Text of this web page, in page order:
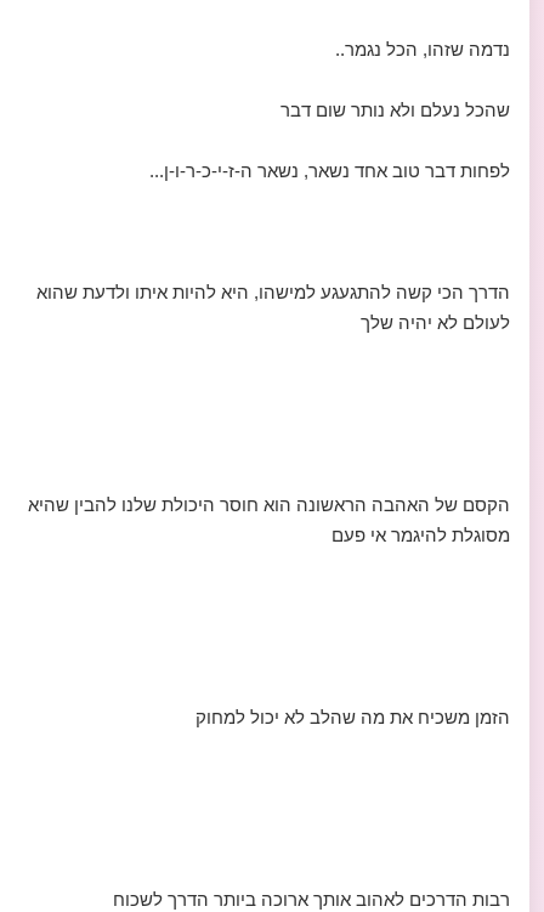
נדמה שזהו, הכל נגמר..
שהכל נעלם ולא נותר שום דבר
לפחות דבר טוב אחד נשאר, נשאר ה-ז-י-כ-ר-ו-ן...
הדרך הכי קשה להתגעגע למישהו, היא להיות איתו ולדעת שהוא
לעולם לא יהיה שלך
הקסם של האהבה הראשונה הוא חוסר היכולת שלנו להבין שהיא
מסוגלת להיגמר אי פעם
הזמן משכיח את מה שהלב לא יכול למחוק
רבות הדרכים לאהוב אותך ארוכה ביותר הדרך לשכוח